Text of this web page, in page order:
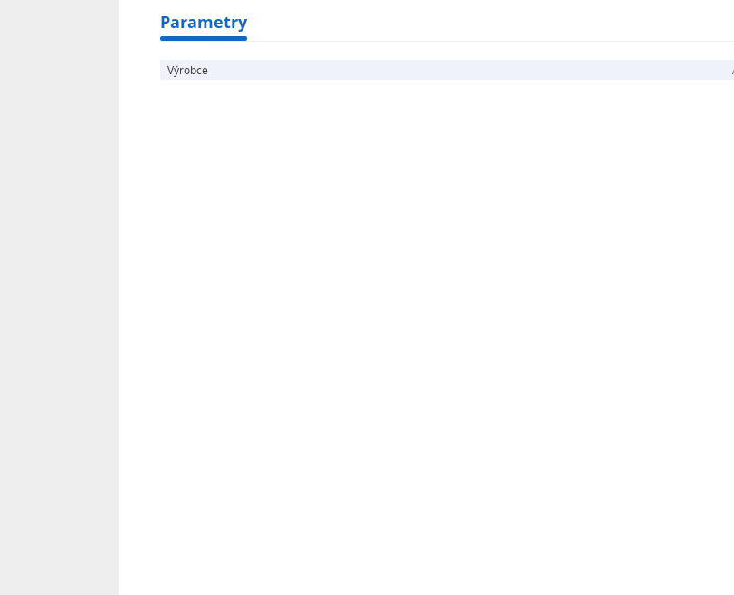
Parametry
Výrobce